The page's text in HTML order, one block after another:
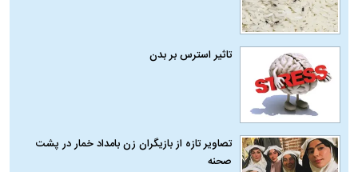
تاثیر استرس بر بدن
تصاویر تازه از بازیگران زن بامداد خمار در پشت
صحنه